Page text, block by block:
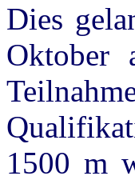
Dies
Oktober
1500 m